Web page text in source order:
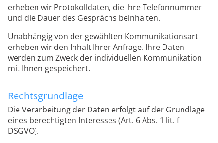
erheben wir Protokolldaten, die Ihre Telefonnummer
und die Dauer des Gesprächs beinhalten.
Unabhängig von der gewählten Kommunikationsart
erheben wir den Inhalt Ihrer Anfrage. Ihre Daten
werden zum Zweck der individuellen Kommunikation
mit Ihnen gespeichert.
Rechtsgrundlage
Die Verarbeitung der Daten erfolgt auf der Grundlage
eines berechtigten Interesses (Art. 6 Abs. 1 lit. f
DSGVO).